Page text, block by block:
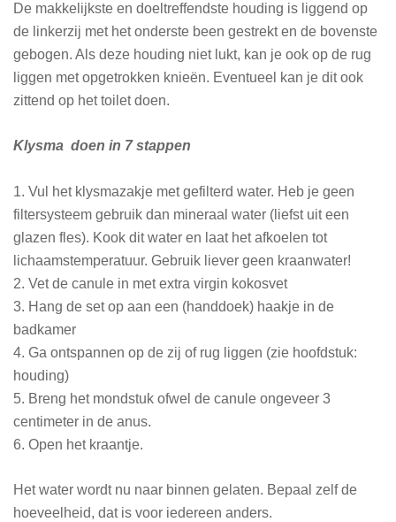
De makkelijkste en doeltreffendste houding is liggend op
de linkerzij met het onderste been gestrekt en de bovenste
gebogen. Als deze houding niet lukt, kan je ook op de rug
liggen met opgetrokken knieën. Eventueel kan je dit ook
zittend op het toilet doen.
Klysma doen in 7 stappen
1. Vul het klysmazakje met gefilterd water. Heb je geen
filtersysteem gebruik dan mineraal water (liefst uit een
glazen fles). Kook dit water en laat het afkoelen tot
lichaamstemperatuur. Gebruik liever geen kraanwater!
2. Vet de canule in met extra virgin kokosvet
3. Hang de set op aan een (handdoek) haakje in de
badkamer
4. Ga ontspannen op de zij of rug liggen (zie hoofdstuk:
houding)
5. Breng het mondstuk ofwel de canule ongeveer 3
centimeter in de anus.
6. Open het kraantje.
Het water wordt nu naar binnen gelaten. Bepaal zelf de
hoeveelheid, dat is voor iedereen anders.